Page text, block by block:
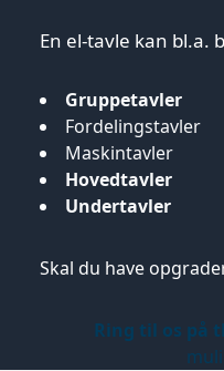
En el-tavle kan bl.a.
Gruppetavler
Fordelingstavler
Maskintavler
Hovedtavler
Undertavler
Skal du have
Ring til os på